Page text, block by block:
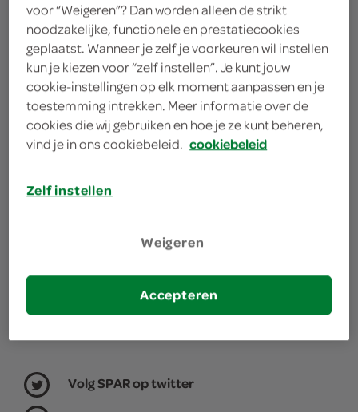
waar doe jij je
boodschappen?
Je bestelt de boodschappen bij de lokale SPAR in
jouw buurt. Het assortiment varieert per SPAR
winkel, daarom willen we graag weten waar jij je
Volg SPAR op twitter
voor “Weigeren”? Dan worden alleen de strikt
noodzakelijke, functionele en prestatiecookies
geplaatst. Wanneer je zelf je voorkeuren wil instellen
kun je kiezen voor “zelf instellen”. Je kunt jouw
cookie-instellingen op elk moment aanpassen en je
toestemming intrekken. Meer informatie over de
cookies die wij gebruiken en hoe je ze kunt beheren,
vind je in ons cookiebeleid. cookiebeleid
Zelf instellen
Weigeren
Accepteren